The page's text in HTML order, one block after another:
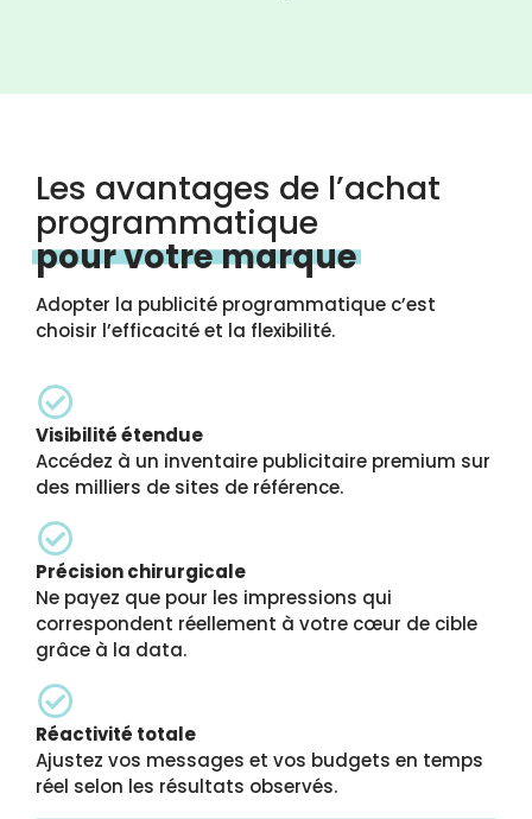
Les avantages de l’achat
programmatique
pour votre marque
Adopter la publicité programmatique c’est
choisir l’efficacité et la flexibilité.
Visibilité étendue
Accédez à un inventaire publicitaire premium sur
des milliers de sites de référence.
Précision chirurgicale
Ne payez que pour les impressions qui
correspondent réellement à votre cœur de cible
grâce à la data.
Réactivité totale
Ajustez vos messages et vos budgets en temps
réel selon les résultats observés.